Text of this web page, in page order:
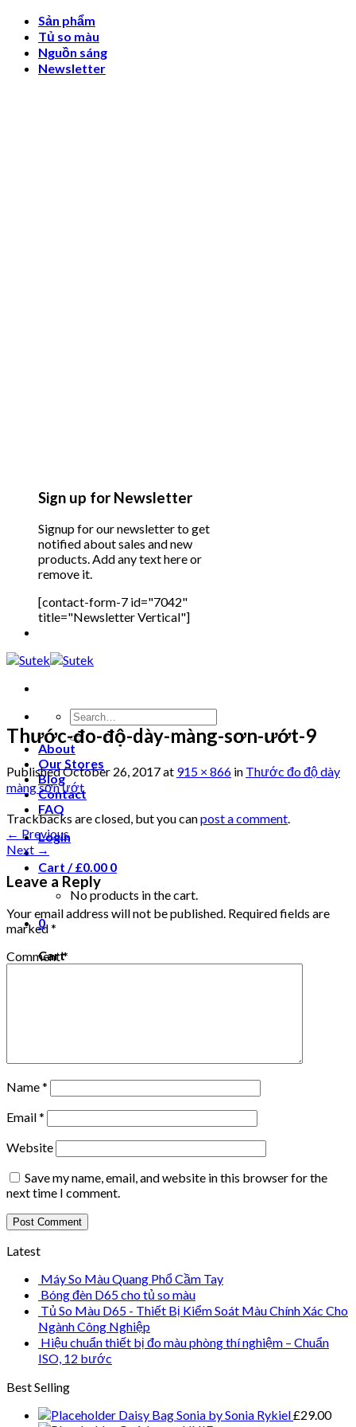
Skip
content
Sản phẩm
Tủ so màu
Nguồn sáng
Newsletter
Sign up for Newsletter
Signup for our newsletter to get
notified about sales and new
products. Add any text here or
remove it.
[contact-form-7 id="7042"
title="Newsletter Vertical"]
About
Our Stores
Blog
Contact
FAQ
Login
Cart /£0.00 0
No products in the cart.
0
Cart
Thước-đo-độ-dày-màng-sơn-ướt-9
PublishedOctober 26, 2017at 915 × 866 in Thước đo độ dày
màng sơn ướt
Trackbacks are closed, but you canpost a comment.
← Previous
Next →
Leave a Reply
Your email address will not be published. Required fields are
marked*
Comment*
Name*
Email*
Website
Save my name, email, and website in this browser for the
next time I comment.
Latest
Máy So Màu Quang Phổ Cầm Tay
Bóng đèn D65 cho tủ so màu
Tủ So Màu D65 - Thiết Bị Kiểm Soát Màu Chính Xác Cho
Ngành Công Nghiệp
Hiệu chuẩn thiết bị đo màu phòng thí nghiệm – Chuẩn
ISO, 12 bước
Best Selling
Daisy Bag Sonia by Sonia Rykiel£29.00